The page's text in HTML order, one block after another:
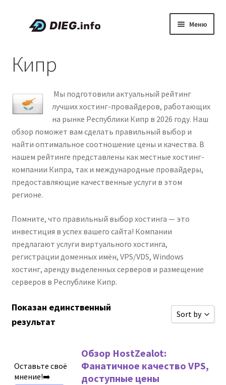
Перейти
Перейти
Меню
Скидки и промокоды
О проекте DIEG
Русский
меню
Кипр
Мы подготовили актуальный рейтинг
лучших хостинг-провайдеров, работающих
на рынке Республики Кипр в 2026 году. Наш
обзор поможет вам сделать правильный выбор и
найти оптимальное соотношение цены и качества. В
нашем рейтинге представлены как местные хостинг-
компании Кипра, так и международные провайдеры,
предоставляющие качественные услуги в этом
регионе.
Помните, что правильный выбор хостинга — это
инвестиция в успех вашего сайта! Компании
предлагают услуги виртуального хостинга,
регистрации доменных имён, VPS/VDS, Windows
хостинг, аренду выделенных серверов и размещение
серверов в Республике Кипр.
Показан единственный
результат
Sort by
Оставьте своё
мнение!➡️
Обзор HostZealot:
Фанатичное качество VPS,
доступные цены